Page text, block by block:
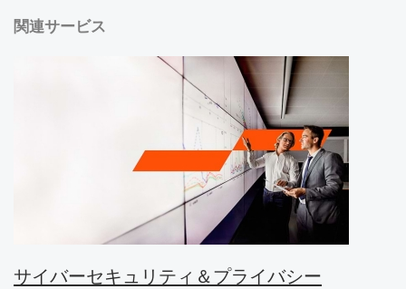
関連サービス
サイバーセキュリティ＆プライバシー